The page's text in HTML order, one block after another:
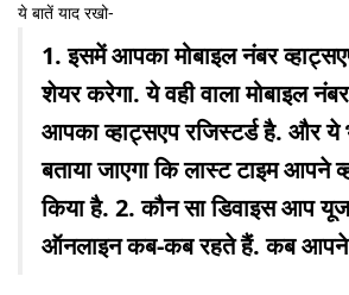
ये बातें याद रखो-
1. इसमें आपका मोबाइल नंबर
शेयर करेगा. ये वही वाला मोबाइल
आपका व्हाट्सएप रजिस्टर्ड है. और
बताया जाएगा कि लास्ट टाइम आपने
किया है. 2. कौन सा डिवाइस आप
ऑनलाइन कब-कब रहते हैं. कब आपने